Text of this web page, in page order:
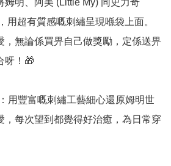
姆明、阿美 (Little My) 同史力奇
用超有質感嘅刺繡呈現喺袋上面。
，無論係買畀自己做獎勵，定係送畀
呀！🎁
用豐富嘅刺繡工藝細心還原姆明世
，每次望到都覺得好治癒，為日常穿